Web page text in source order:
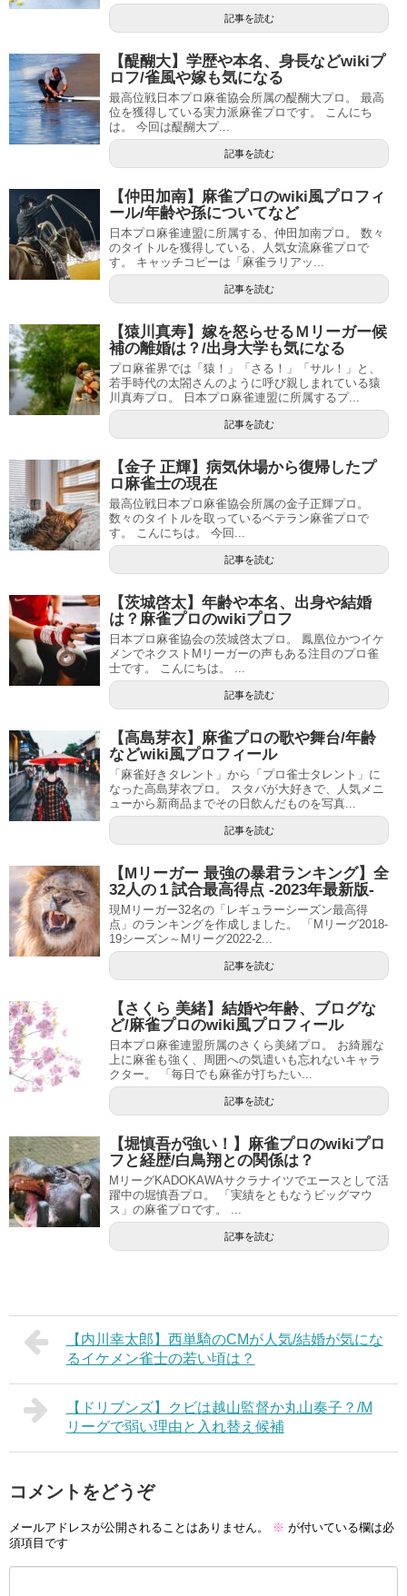
記事を読む
【醍醐大】学歴や本名、身長などwikiプ
ロフ/雀風や嫁も気になる
最高位戦日本プロ麻雀協会所属の醍醐大プロ。 最高
位を獲得している実力派麻雀プロです。 こんにち
は。 今回は醍醐大プ...
記事を読む
【仲田加南】麻雀プロのwiki風プロフィ
ール/年齢や孫についてなど
日本プロ麻雀連盟に所属する、仲田加南プロ。 数々
のタイトルを獲得している、人気女流麻雀プロで
す。 キャッチコピーは「麻雀ラリアッ...
記事を読む
【猿川真寿】嫁を怒らせるＭリーガー候
補の離婚は？/出身大学も気になる
プロ麻雀界では「猿！」「さる！」「サル！」と、
若手時代の太閤さんのように呼び親しまれている猿
川真寿プロ。 日本プロ麻雀連盟に所属するプ...
記事を読む
【金子 正輝】病気休場から復帰したプ
ロ麻雀士の現在
最高位戦日本プロ麻雀協会所属の金子正輝プロ。
数々のタイトルを取っているベテラン麻雀プロで
す。 こんにちは。 今回...
記事を読む
【茨城啓太】年齢や本名、出身や結婚
は？麻雀プロのwikiプロフ
日本プロ麻雀協会の茨城啓太プロ。 鳳凰位かつイケ
メンでネクストMリーガーの声もある注目のプロ雀
士です。 こんにちは。 ...
記事を読む
【高島芽衣】麻雀プロの歌や舞台/年齢
などwiki風プロフィール
「麻雀好きタレント」から「プロ雀士タレント」に
なった高島芽衣プロ。 スタバが大好きで、人気メニ
ューから新商品までその日飲んだものを写真...
記事を読む
【Mリーガー 最強の暴君ランキング】全
32人の１試合最高得点 -2023年最新版-
現Mリーガー32名の「レギュラーシーズン最高得
点」のランキングを作成しました。 「Mリーグ2018-
19シーズン～Mリーグ2022-2...
記事を読む
【さくら 美緒】結婚や年齢、ブログな
ど/麻雀プロのwiki風プロフィール
日本プロ麻雀連盟所属のさくら美緒プロ。 お綺麗な
上に麻雀も強く、周囲への気遣いも忘れないキャラ
クター。 「毎日でも麻雀が打ちたい...
記事を読む
【堀慎吾が強い！】麻雀プロのwikiプロ
フと経歴/白鳥翔との関係は？
MリーグKADOKAWAサクラナイツでエースとして活
躍中の堀慎吾プロ。 「実績をともなうビッグマウ
ス」の麻雀プロです。 ...
記事を読む
【内川幸太郎】西単騎のCMが人気/結婚が気にな
るイケメン雀士の若い頃は？
【ドリブンズ】クビは越山監督か丸山奏子？/M
リーグで弱い理由と入れ替え候補
コメントをどうぞ
メールアドレスが公開されることはありません。 ※ が付いている欄は必
須項目です